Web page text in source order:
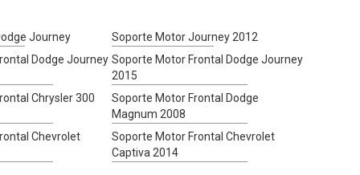
Journey
Soporte Motor Journey 2012
Dodge Journey Soporte Motor Frontal Dodge Journey
2015
Chrysler 300
Soporte Motor Frontal Dodge
Magnum 2008
Chevrolet
Soporte Motor Frontal Chevrolet
Captiva 2014